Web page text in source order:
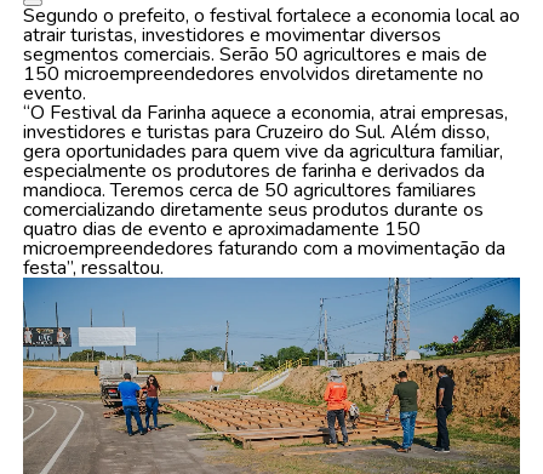
Segundo o prefeito, o festival fortalece a economia local ao
atrair turistas, investidores e movimentar diversos
segmentos comerciais. Serão 50 agricultores e mais de
150 microempreendedores envolvidos diretamente no
evento.
“O Festival da Farinha aquece a economia, atrai empresas,
investidores e turistas para Cruzeiro do Sul. Além disso,
gera oportunidades para quem vive da agricultura familiar,
especialmente os produtores de farinha e derivados da
mandioca. Teremos cerca de 50 agricultores familiares
comercializando diretamente seus produtos durante os
quatro dias de evento e aproximadamente 150
microempreendedores faturando com a movimentação da
festa”, ressaltou.